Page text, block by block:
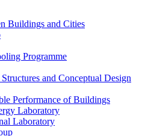
Buildings and Cities
Programme
and Conceptual Design
Performance of Buildings
Laboratory
Laboratory